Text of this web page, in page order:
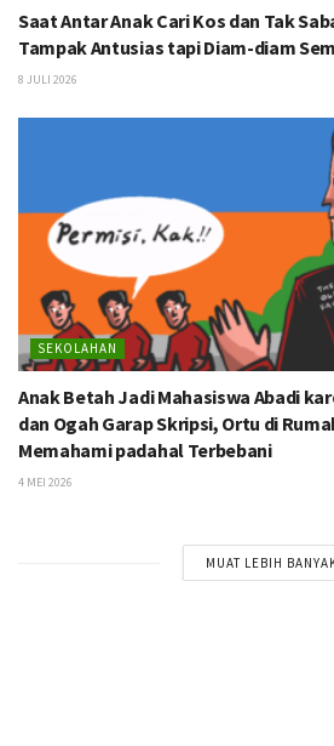
Saat Antar Anak Cari Kos dan Tak
Tampak Antusias tapi Diam-diam
8 JULI 2026
SEKOLAHAN
Anak Betah Jadi Mahasiswa Abadi
dan Ogah Garap Skripsi, Ortu di
Memahami padahal Terbebani
4 MEI 2026
MUAT LEBIH